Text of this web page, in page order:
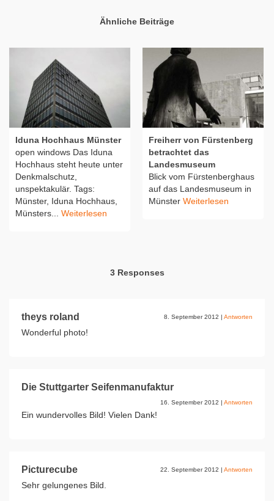
Ähnliche Beiträge
Iduna Hochhaus Münster
open windows Das Iduna
Hochhaus steht heute unter
Denkmalschutz,
unspektakulär. Tags:
Münster, Iduna Hochhaus,
Münsters... Weiterlesen
Freiherr von Fürstenberg
betrachtet das
Landesmuseum
Blick vom Fürstenberghaus
auf das Landesmuseum in
Münster Weiterlesen
3 Responses
theys roland 8. September 2012 | Antworten
Wonderful photo!
Die Stuttgarter Seifenmanufaktur
16. September 2012 | Antworten
Ein wundervolles Bild! Vielen Dank!
Picturecube 22. September 2012 | Antworten
Sehr gelungenes Bild.